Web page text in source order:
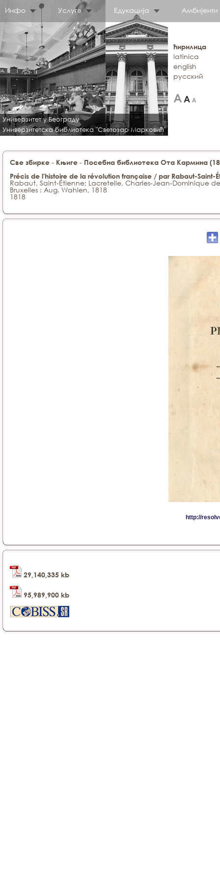
Инфо Услуге Едукација Амбијенти
Универзитет у Београду
Универзитетска библиотека "Светозар Марковић"
ћирилица
latinica
english
русский
Све збирке - Књиге - Посебна библиотека Ота Кармина
Précis de l'histoire de la révolution française / par Rabaut-Saint-
Rabaut, Saint-Étienne; Lacretelle, Charles-Jean-Dominique de
Bruxelles : Aug. Wahlen, 1818
1818
29,140,335 kb
95,989,900 kb